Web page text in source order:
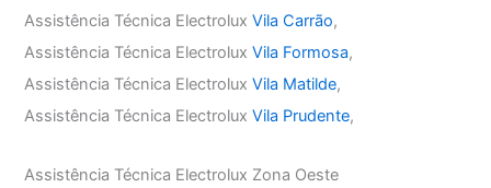
Assistência Técnica ElectroluxVila Carrão,
Assistência Técnica ElectroluxVila Formosa,
Assistência Técnica ElectroluxVila Matilde,
Assistência Técnica ElectroluxVila Prudente,
Assistência Técnica Electrolux Zona Oeste